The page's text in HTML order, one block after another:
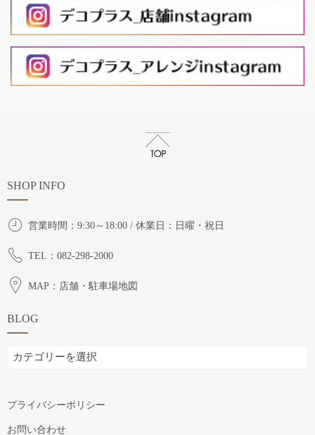
SHOP INFO
営業時間：9:30～18:00 / 休業日：日曜・祝日
TEL：082-298-2000
MAP：店舗・駐車場地図
BLOG
BLOG
プライバシーポリシー
お問い合わせ